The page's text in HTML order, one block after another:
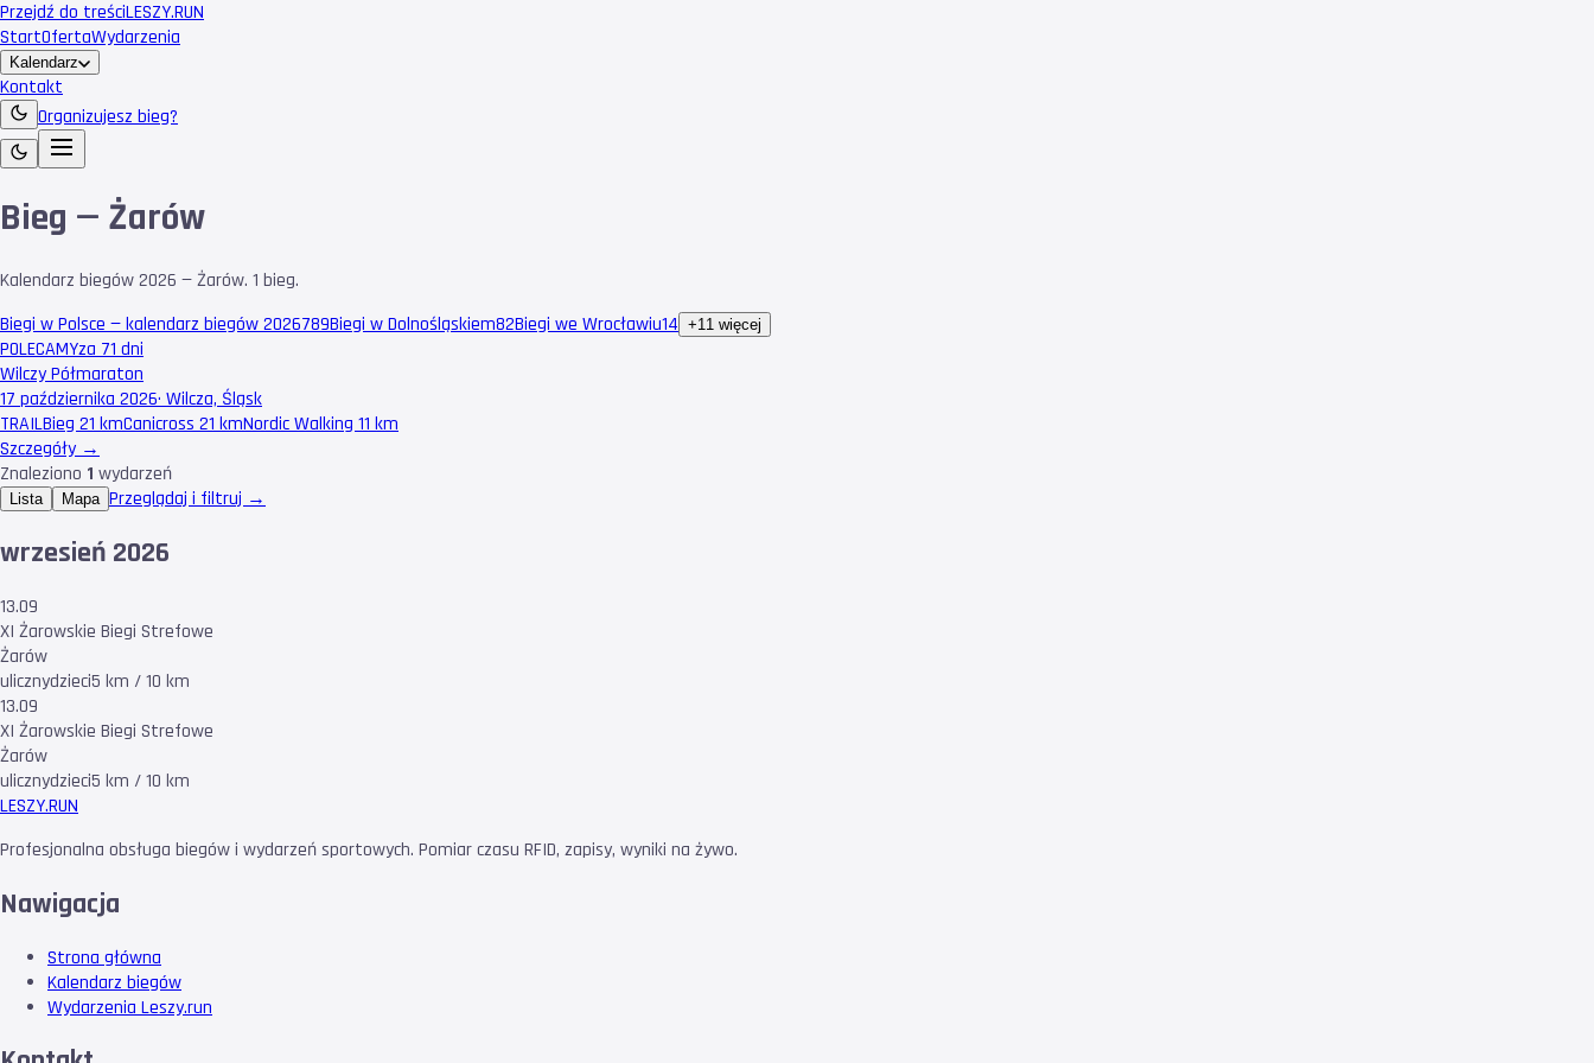
Przejdź do treściLESZY.RUN
StartOfertaWydarzenia
Kalendarz
Kontakt
Organizujesz bieg?
Bieg — Żarów
Kalendarz biegów 2026 — Żarów. 1 bieg.
Biegi w Polsce — kalendarz biegów 2026789Biegi w Dolnośląskiem82Biegi we Wrocławiu14 +11 więcej
POLECAMYza 71 dni
Wilczy Półmaraton
17 października 2026· Wilcza, Śląsk
TRAILBieg 21 kmCanicross 21 kmNordic Walking 11 km
Szczegóły →
Znaleziono 1 wydarzeń
Lista Mapa Przeglądaj i filtruj →
wrzesień 2026
13.09
XI Żarowskie Biegi Strefowe
Żarów
ulicznydzieci5 km / 10 km
13.09
XI Żarowskie Biegi Strefowe
Żarów
ulicznydzieci5 km / 10 km
LESZY.RUN
Profesjonalna obsługa biegów i wydarzeń sportowych. Pomiar czasu RFID, zapisy, wyniki na żywo.
Nawigacja
Strona główna
Kalendarz biegów
Wydarzenia Leszy.run